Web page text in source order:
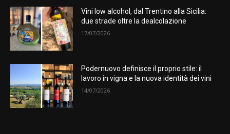
Vini low alcohol, dal Trentino alla Sicilia:
due strade oltre la dealcolazione
17/07/2026
Podernuovo definisce il proprio stile: il
lavoro in vigna e la nuova identità dei vini
14/07/2026